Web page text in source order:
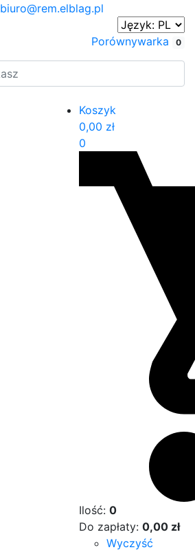
biuro@rem.elblag.pl
Porównywarka 0
Koszyk
0,00 zł
0
Ilość: 0
Do zapłaty: 0,00 zł
Wyczyść